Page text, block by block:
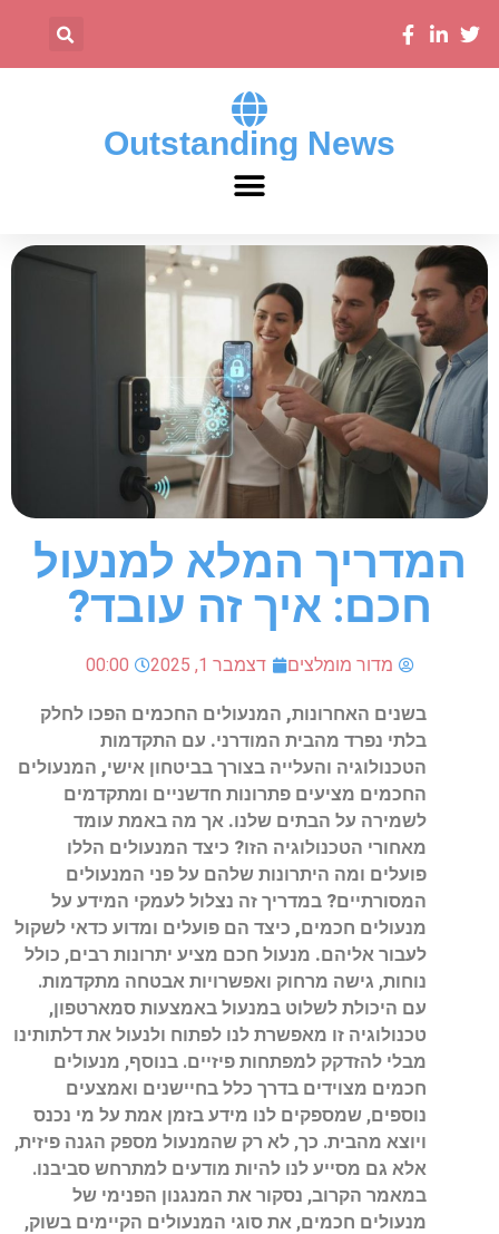
Outstanding News
המדריך המלא למנעול
חכם: איך זה עובד?
מדור מומלצים דצמבר 1, 2025 00:00
בשנים האחרונות, המנעולים החכמים הפכו לחלק
בלתי נפרד מהבית המודרני. עם התקדמות
הטכנולוגיה והעלייה בצורך בביטחון אישי, המנעולים
החכמים מציעים פתרונות חדשניים ומתקדמים
לשמירה על הבתים שלנו. אך מה באמת עומד
מאחורי הטכנולוגיה הזו? כיצד המנעולים הללו
פועלים ומה היתרונות שלהם על פני המנעולים
המסורתיים? במדריך זה נצלול לעמקי המידע על
מנעולים חכמים, כיצד הם פועלים ומדוע כדאי לשקול
לעבור אליהם. מנעול חכם מציע יתרונות רבים, כולל
נוחות, גישה מרחוק ואפשרויות אבטחה מתקדמות.
עם היכולת לשלוט במנעול באמצעות סמארטפון,
טכנולוגיה זו מאפשרת לנו לפתוח ולנעול את דלתותינו
מבלי להזדקק למפתחות פיזיים. בנוסף, מנעולים
חכמים מצוידים בדרך כלל בחיישנים ואמצעים
נוספים, שמספקים לנו מידע בזמן אמת על מי נכנס
ויוצא מהבית. כך, לא רק שהמנעול מספק הגנה פיזית,
אלא גם מסייע לנו להיות מודעים למתרחש סביבנו.
במאמר הקרוב, נסקור את המנגנון הפנימי של
מנעולים חכמים, את סוגי המנעולים הקיימים בשוק,